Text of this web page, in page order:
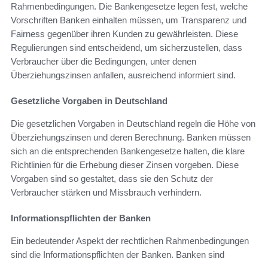
Rahmenbedingungen. Die Bankengesetze legen fest, welche
Vorschriften Banken einhalten müssen, um Transparenz und
Fairness gegenüber ihren Kunden zu gewährleisten. Diese
Regulierungen sind entscheidend, um sicherzustellen, dass
Verbraucher über die Bedingungen, unter denen
Überziehungszinsen anfallen, ausreichend informiert sind.
Gesetzliche Vorgaben in Deutschland
Die gesetzlichen Vorgaben in Deutschland regeln die Höhe von
Überziehungszinsen und deren Berechnung. Banken müssen
sich an die entsprechenden Bankengesetze halten, die klare
Richtlinien für die Erhebung dieser Zinsen vorgeben. Diese
Vorgaben sind so gestaltet, dass sie den Schutz der
Verbraucher stärken und Missbrauch verhindern.
Informationspflichten der Banken
Ein bedeutender Aspekt der rechtlichen Rahmenbedingungen
sind die Informationspflichten der Banken. Banken sind